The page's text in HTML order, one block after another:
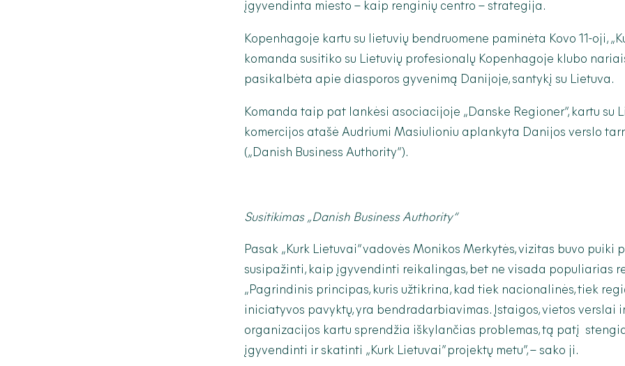
įgyvendinta miesto – kaip renginių centro – strategija.
Kopenhagoje kartu su lietuvių bendruomene paminėta Kovo 11-oji,
komanda susitiko su Lietuvių profesionalų Kopenhagoje klubo
pasikalbėta apie diasporos gyvenimą Danijoje, santykį su Lietuva.
Komanda taip pat lankėsi asociacijoje „Danske Regioner“, kartu su
komercijos atašė Audriumi Masiulioniu aplankyta Danijos verslo
(„Danish Business Authority“).
Susitikimas „Danish Business Authority“
Pasak „Kurk Lietuvai“ vadovės Monikos Merkytės, vizitas buvo puiki
susipažinti, kaip įgyvendinti reikalingas, bet ne visada populiarias
„Pagrindinis principas, kuris užtikrina, kad tiek nacionalinės, tiek
iniciatyvos pavyktų, yra bendradarbiavimas. Įstaigos, vietos verslai
organizacijos kartu sprendžia iškylančias problemas, tą patį
įgyvendinti ir skatinti „Kurk Lietuvai” projektų metu”, – sako ji.